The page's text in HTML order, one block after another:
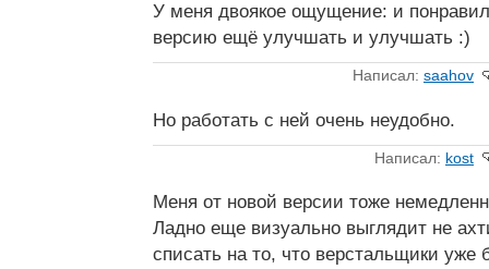
У меня двоякое ощущение: и
версию ещё улучшать и улучшать :)
Написал: saahov
Но работать с ней очень неудобно.
Написал: kost
Меня от новой версии тоже
Ладно еще визуально выглядит не
списать на то, что верстальщики уже